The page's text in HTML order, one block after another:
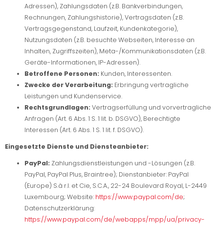
Adressen), Zahlungsdaten (z.B. Bankverbindungen,
Rechnungen, Zahlungshistorie), Vertragsdaten (z.B.
Vertragsgegenstand, Laufzeit, Kundenkategorie),
Nutzungsdaten (z.B. besuchte Webseiten, Interesse an
Inhalten, Zugriffszeiten), Meta-/Kommunikationsdaten (z.B.
Geräte-Informationen, IP-Adressen).
Betroffene Personen: Kunden, Interessenten.
Zwecke der Verarbeitung: Erbringung vertragliche
Leistungen und Kundenservice.
Rechtsgrundlagen: Vertragserfüllung und vorvertragliche
Anfragen (Art. 6 Abs. 1 S. 1 lit. b. DSGVO), Berechtigte
Interessen (Art. 6 Abs. 1 S. 1 lit. f. DSGVO).
Eingesetzte Dienste und Diensteanbieter:
PayPal: Zahlungsdienstleistungen und -Lösungen (z.B.
PayPal, PayPal Plus, Braintree); Dienstanbieter: PayPal
(Europe) S.à r.l. et Cie, S.C.A., 22-24 Boulevard Royal, L-2449
Luxembourg; Website: https://www.paypal.com/de;
Datenschutzerklärung:
https://www.paypal.com/de/webapps/mpp/ua/privacy-